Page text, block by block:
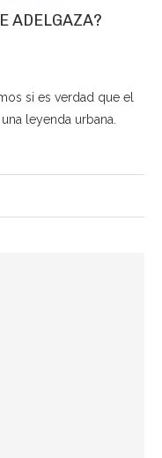
ADELGAZA?
si es verdad que el
leyenda urbana.